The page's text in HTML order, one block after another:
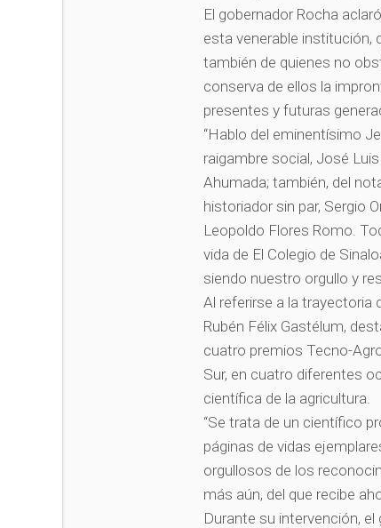
El gobernador Rocha
esta venerable institución,
también de quienes no
conserva de ellos la
presentes y futuras
“Hablo del eminentísimo
raigambre social, José
Ahumada; también, del
historiador sin par, Sergio
Leopoldo Flores Romo.
vida de El Colegio de
siendo nuestro orgullo y
Al referirse a la trayectoria
Rubén Félix Gastélum,
cuatro premios Tecno-
Sur, en cuatro diferentes
científica de la agricultura.
“Se trata de un científico
páginas de vidas
orgullosos de los
más aún, del que recibe
Durante su intervención,